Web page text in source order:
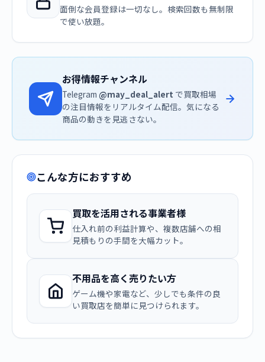
面倒な会員登録は一切なし。検索回数も無制限
で使い放題。
お得情報チャンネル
Telegram @may_deal_alert で買取相場
の注目情報をリアルタイム配信。気になる
商品の動きを見逃さない。
こんな方におすすめ
買取を活用される事業者様
仕入れ前の利益計算や、複数店舗への相
見積もりの手間を大幅カット。
不用品を高く売りたい方
ゲーム機や家電など、少しでも条件の良
い買取店を簡単に見つけられます。